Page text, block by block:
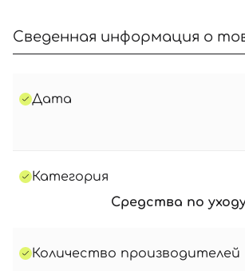
Сведенная информация о
Дата
Категория
Средства по
Количество производителей